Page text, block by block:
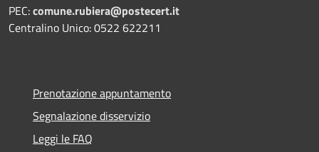
PEC:comune.rubiera@postecert.it
Centralino Unico: 0522 622211
Prenotazione appuntamento
Segnalazione disservizio
Leggi le FAQ